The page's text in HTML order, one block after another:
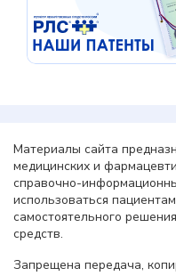
Материалы сайта
медицинских и
справочно-
использоваться
самостоятельного
средств.
Запрещена передача,